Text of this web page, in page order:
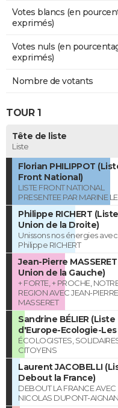
Votes blancs (en
exprimés)
Votes nuls (en
exprimés)
Nombre de votants
TOUR 1
Tête de liste
Liste
Florian PHILIPPOT
Front National)
LISTE FRONT NATIONAL
PRESENTEE PAR MARINE
Philippe RICHERT (Liste
Union de la Droite)
Unissons nos énergies avec
Philippe RICHERT
Jean-Pierre
Union de la Gauche)
+ FORTE, + PROCHE,
REGION AVEC JEAN-PIERRE
MASSERET
Sandrine BÉLIER (Liste
d'Europe-Ecologie-Les
ÉCOLOGISTES,
CITOYENS
Laurent JACOBELLI
Debout la France)
DEBOUT LA FRANCE AVEC
NICOLAS DUPONT-AIGNAN